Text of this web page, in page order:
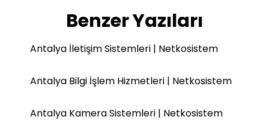
Benzer Yazıları
Antalya İletişim Sistemleri | Netkosistem
Antalya Bilgi İşlem Hizmetleri | Netkosistem
Antalya Kamera Sistemleri | Netkosistem